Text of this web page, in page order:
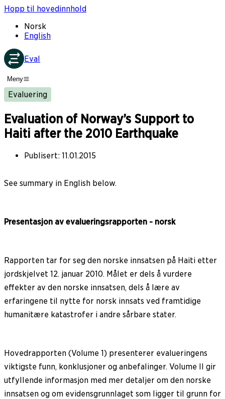
Hopp til hovedinnhold
Norsk
English
Eval
Meny
Evaluering
Evaluation of Norway’s Support to
Haiti after the 2010 Earthquake
Publisert: 11.01.2015
See summary in English below.
Presentasjon av evalueringsrapporten - norsk
Rapporten tar for seg den norske innsatsen på Haiti etter
jordskjelvet 12. januar 2010. Målet er dels å vurdere
effekter av den norske innsatsen, dels å lære av
erfaringene til nytte for norsk innsats ved framtidige
humanitære katastrofer i andre sårbare stater.
Hovedrapporten (Volume 1) presenterer evalueringens
viktigste funn, konklusjoner og anbefalinger. Volume II gir
utfyllende informasjon med mer detaljer om den norske
innsatsen og om evidensgrunnlaget som ligger til grunn for